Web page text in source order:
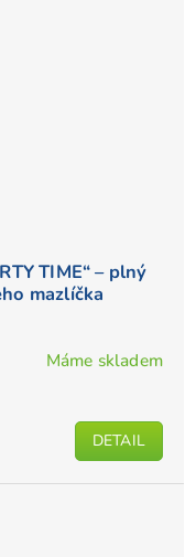
TIME“ – plný
mazlíčka
Máme skladem
DETAIL